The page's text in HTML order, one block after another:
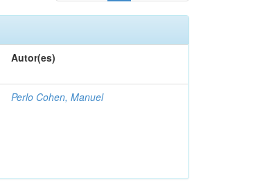
Autor(es)
Perlo Cohen, Manuel